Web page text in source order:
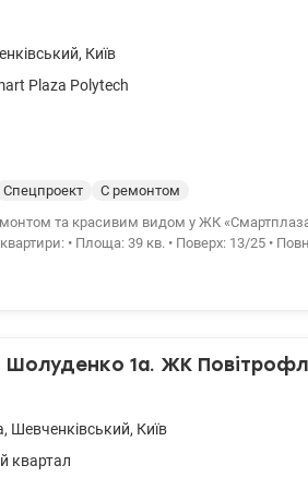
, Київ
Plaza Polytech
Спецпроект
С ремонтом
та красивим видом у ЖК
• Площа: 39 кв. • Поверх: 13/25 •
максимально доступним.
панелі на даху, що генерують майже
насоси водопостачання,
освітлення в місцях загального
за державними програмами,
Шолуденкo 1а. ЖК
, Шевченківський, Київ
квартал